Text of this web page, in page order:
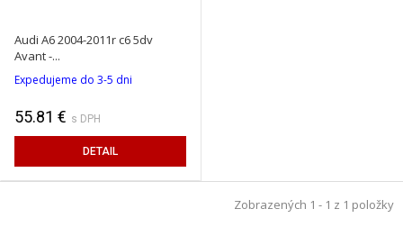
Audi A6 2004-2011r c6 5dv
Avant -...
Expedujeme do 3-5 dni
55.81 € s DPH
DETAIL
Zobrazených 1 - 1 z 1 položky